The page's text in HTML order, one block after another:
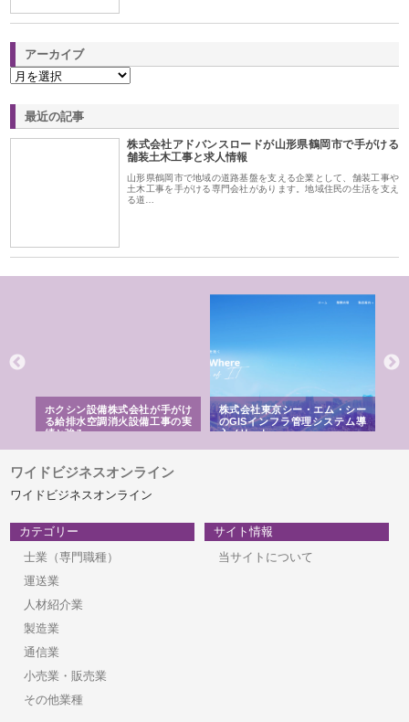
アーカイブ
最近の記事
株式会社アドバンスロードが山形県鶴岡市で手がける
舗装土木工事と求人情報
山形県鶴岡市で地域の道路基盤を支える企業として、舗装工事や
土木工事を手がける専門会社があります。地域住民の生活を支え
る道…
ホクシン設備株式会社が手がけ
る給排水空調消火設備工事の実
績と強み
株式会社東京シー・エム・シー
のGISインフラ管理システム導
入メリット
ワイドビジネスオンライン
ワイドビジネスオンライン
カテゴリー
士業（専門職種）
運送業
人材紹介業
製造業
通信業
小売業・販売業
その他業種
サイト情報
当サイトについて